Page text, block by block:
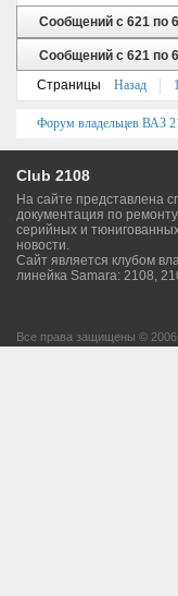
Сообщений с 621 по
Сообщений с 621 по
Страницы
Назад 1
Форум владельцев ВАЗ
Club 2108
На сайте представлена
документация по
серийных и
новости.
Сайт является клубом
линейка Samara: 2108,
Все права защищены ©